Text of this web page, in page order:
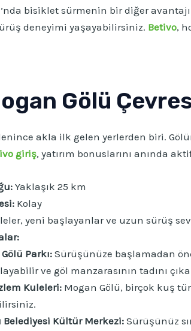
bisiklet sürmenin bir diğer avantajı
deneyimi yaşayabilirsiniz. Betivo,
Gölü
akla ilk gelen yerlerden biri.
giriş, yatırım bonuslarını anında
Yaklaşık 25 km
Kolay
yeni başlayanlar ve uzun sürüş
Parkı: Sürüşünüze başlamadan
ve göl manzarasının tadını
Kuleleri: Mogan Gölü, birçok kuş
Belediyesi Kültür Merkezi: Sürüşünüz